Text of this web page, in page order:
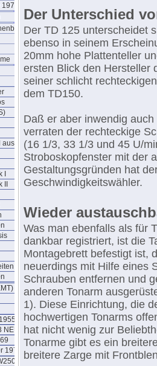
aus 1950)
1970
Der Unterschied
Der TD 125 unterscheidet
ebenso in seinem
20mm hohe Plattenteller
ersten Blick den Hersteller
seiner schlicht
dem TD150.
Daß er aber inwendig
verraten der rechteckige
(16 1/3, 33 1/3 und 45 U/
Stroboskopfenster mit der
Gestaltungsgründen hat
Geschwindigkeitswähler.
Wieder
Was man ebenfalls als für
dankbar registriert, ist die
Montagebrett befestigt ist,
neuerdings mit Hilfe eines
Schrauben entfernen und
anderen Tonarm
1). Diese Einrichtung, die
hochwertigen Tonarms
hat nicht wenig zur
Tonarme gibt es ein
breitere Zarge mit